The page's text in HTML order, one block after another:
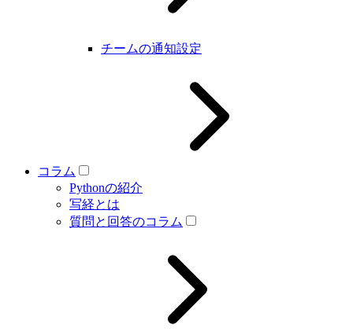
チームの通知設定
コラム
Pythonの紹介
写経とは
質問と回答のコラム